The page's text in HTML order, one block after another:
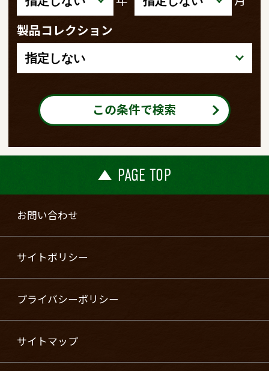
製品コレクション
この条件で検索
PAGE TOP
お問い合わせ
サイトポリシー
プライバシーポリシー
サイトマップ